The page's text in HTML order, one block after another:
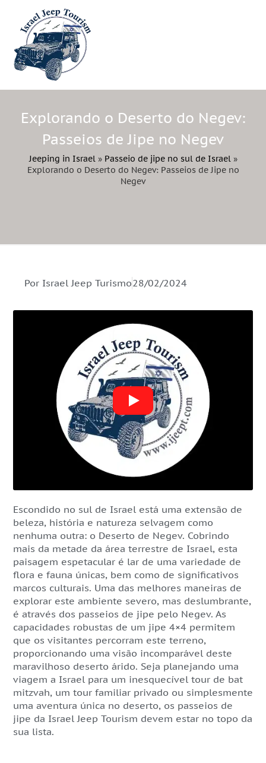
Explorando o Deserto do Negev:
Passeios de Jipe no Negev
Jeeping in Israel» Passeio de jipe ​​​​no sul de Israel»
Explorando o Deserto do Negev: Passeios de Jipe no
Negev
Por Israel Jeep Turismo28/02/2024
Escondido no sul de Israel está uma extensão de
beleza, história e natureza selvagem como
nenhuma outra: o Deserto de Negev. Cobrindo
mais da metade da área terrestre de Israel, esta
paisagem espetacular é lar de uma variedade de
flora e fauna únicas, bem como de significativos
marcos culturais. Uma das melhores maneiras de
explorar este ambiente severo, mas deslumbrante,
é através dos passeios de jipe pelo Negev. As
capacidades robustas de um jipe 4×4 permitem
que os visitantes percorram este terreno,
proporcionando uma visão incomparável deste
maravilhoso deserto árido. Seja planejando uma
viagem a Israel para um inesquecível tour de bat
mitzvah, um tour familiar privado ou simplesmente
uma aventura única no deserto, os passeios de
jipe da Israel Jeep Tourism devem estar no topo da
sua lista.